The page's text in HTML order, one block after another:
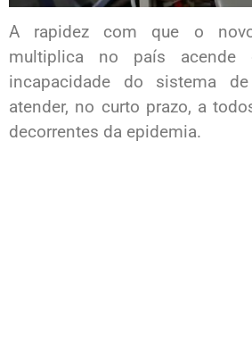
A rapidez com que o
multiplica no país
incapacidade do sistema
atender, no curto prazo, a
decorrentes da epidemia.